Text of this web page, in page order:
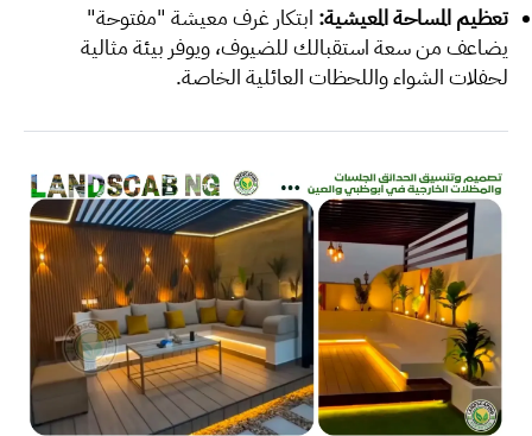
تعظيم المساحة المعيشية: ابتكار غرف معيشة "مفتوحة"
يضاعف من سعة استقبالك للضيوف، ويوفر بيئة مثالية
لحفلات الشواء واللحظات العائلية الخاصة.